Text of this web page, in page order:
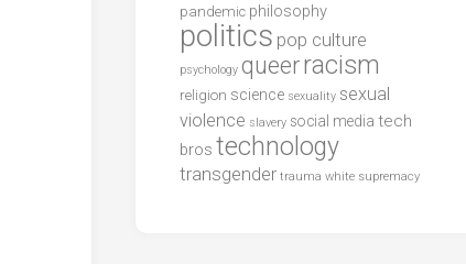
pandemic philosophy
politics pop culture
psychology queerracism
religion science sexuality sexual
violence slavery social media tech
bros technology
transgender trauma white supremacy